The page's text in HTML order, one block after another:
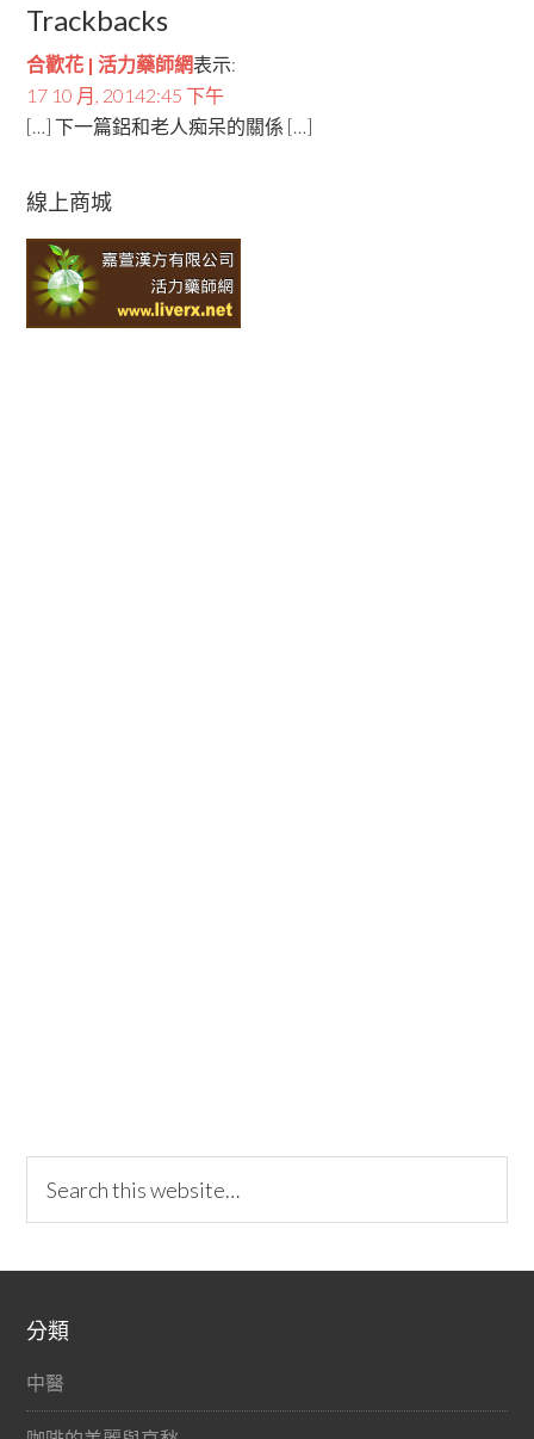
Trackbacks
合歡花 | 活力藥師網表示:
17 10 月, 20142:45 下午
[…] 下一篇鋁和老人痴呆的關係 […]
線上商城
分類
中醫